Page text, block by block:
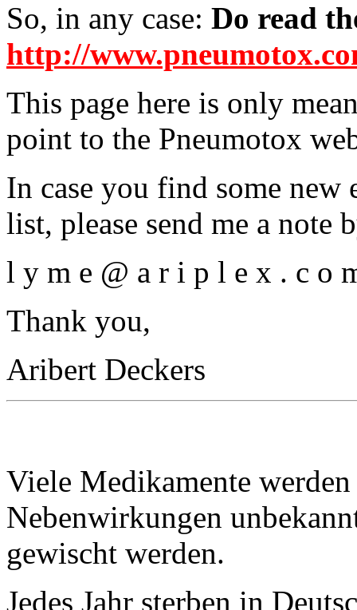
So, in any case: Do read
http://
This page here is only
point to the Pneumotox
In case you find some
list, please send me a note
l y m e @ a r i p l e x . c o
Thank you,
Aribert Deckers
Viele Medikamente werden
Nebenwirkungen
gewischt werden.
Jedes Jahr sterben in